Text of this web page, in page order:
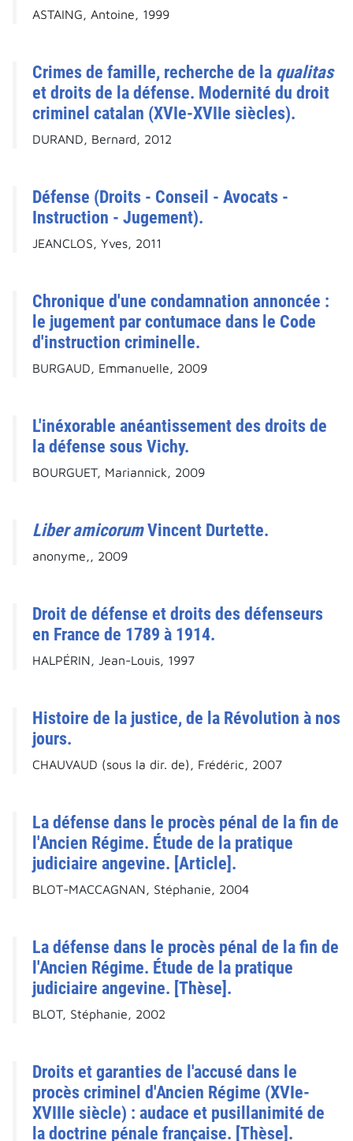
ASTAING, Antoine, 1999
Crimes de famille, recherche de la qualitas
et droits de la défense. Modernité du droit
criminel catalan (XVIe-XVIIe siècles).
DURAND, Bernard, 2012
Défense (Droits - Conseil - Avocats -
Instruction - Jugement).
JEANCLOS, Yves, 2011
Chronique d'une condamnation annoncée :
le jugement par contumace dans le Code
d'instruction criminelle.
BURGAUD, Emmanuelle, 2009
L'inéxorable anéantissement des droits de
la défense sous Vichy.
BOURGUET, Mariannick, 2009
Liber amicorumVincent Durtette.
anonyme,, 2009
Droit de défense et droits des défenseurs
en France de 1789 à 1914.
HALPÉRIN, Jean-Louis, 1997
Histoire de la justice, de la Révolution à nos
jours.
CHAUVAUD (sous la dir. de), Frédéric, 2007
La défense dans le procès pénal de la fin de
l'Ancien Régime. Étude de la pratique
judiciaire angevine. [Article].
BLOT-MACCAGNAN, Stéphanie, 2004
La défense dans le procès pénal de la fin de
l'Ancien Régime. Étude de la pratique
judiciaire angevine. [Thèse].
BLOT, Stéphanie, 2002
Droits et garanties de l'accusé dans le
procès criminel d'Ancien Régime (XVIe-
XVIIIe siècle) : audace et pusillanimité de
la doctrine pénale française. [Thèse].